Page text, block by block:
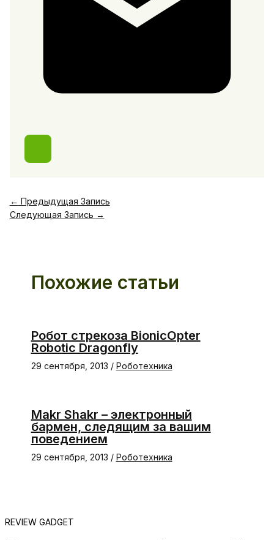
← Предыдущая Запись
Следующая Запись →
Похожие статьи
Робот стрекоза BionicOpter
Robotic Dragonfly
29 сентября, 2013 / Роботехника
Makr Shakr – электронный
бармен, следящим за вашим
поведением
29 сентября, 2013 / Роботехника
REVIEW GADGET